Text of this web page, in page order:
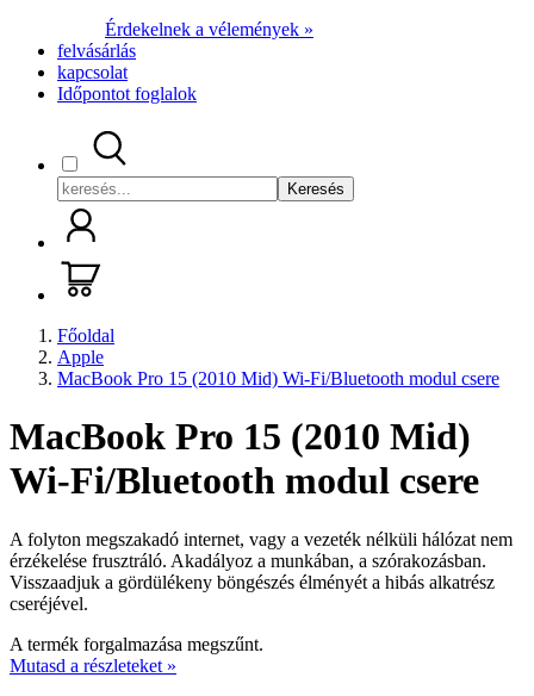
Érdekelnek a vélemények »
felvásárlás
kapcsolat
Időpontot foglalok
Keresés
Főoldal
Apple
MacBook Pro 15 (2010 Mid) Wi-Fi/Bluetooth modul csere
MacBook Pro 15 (2010 Mid)
Wi-Fi/Bluetooth modul csere
A folyton megszakadó internet, vagy a vezeték nélküli hálózat nem
érzékelése frusztráló. Akadályoz a munkában, a szórakozásban.
Visszaadjuk a gördülékeny böngészés élményét a hibás alkatrész
cseréjével.
A termék forgalmazása megszűnt.
Mutasd a részleteket »